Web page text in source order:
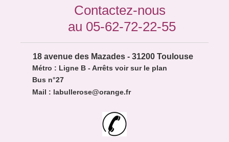
Contactez-nous
au 05-62-72-22-55
18 avenue des Mazades - 31200 Toulouse
Métro : Ligne B - Arrêts voir sur le plan
Bus n°27
Mail : labullerose@orange.fr